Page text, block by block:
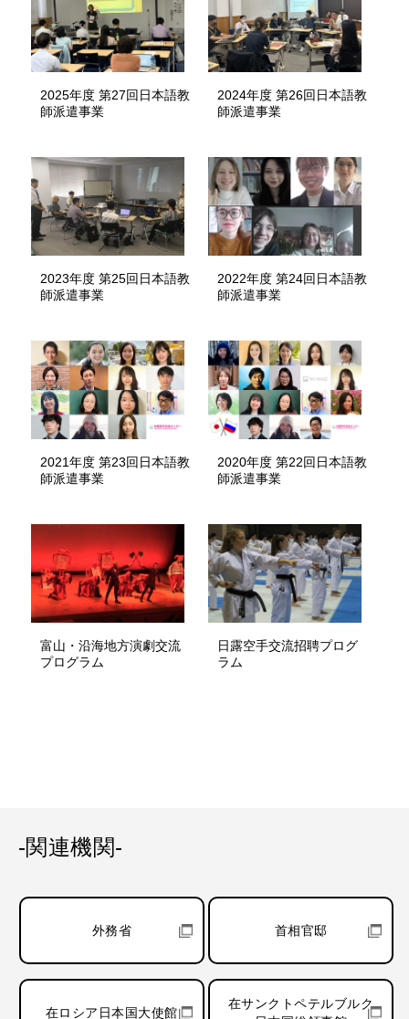
2025年度 第27回日本語教
師派遣事業
2024年度 第26回日本語教
師派遣事業
2023年度 第25回日本語教
師派遣事業
2022年度 第24回日本語教
師派遣事業
2021年度 第23回日本語教
師派遣事業
2020年度 第22回日本語教
師派遣事業
富山・沿海地方演劇交流
プログラム
日露空手交流招聘プログ
ラム
-関連機関-
外務省 首相官邸
在ロシア日本国大使館
在サンクトペテルブルク